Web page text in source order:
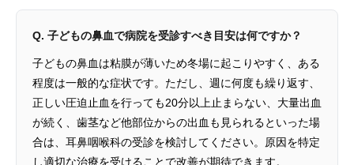
Q. 子どもの鼻血で病院を受診すべき目安は何ですか？
子どもの鼻血は粘膜が薄いため冬場に起こりやすく、ある
程度は一般的な症状です。ただし、週に何度も繰り返す、
正しい圧迫止血を行っても20分以上止まらない、大量出血
が続く、歯茎など他部位からの出血も見られるといった場
合は、耳鼻咽喉科の受診を検討してください。原因を特定
し適切な治療を受けることで改善が期待できます。